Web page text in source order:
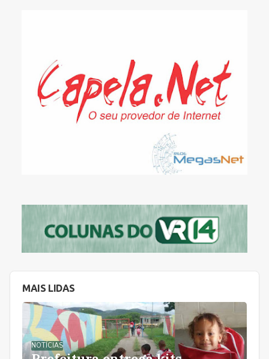
MAIS LIDAS
NOTÍCIAS